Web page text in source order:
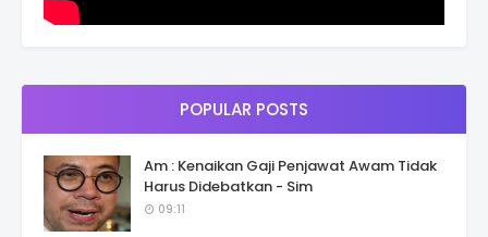
POPULAR POSTS
Am : Kenaikan Gaji Penjawat Awam Tidak
Harus Didebatkan - Sim
09:11